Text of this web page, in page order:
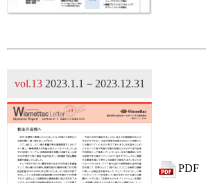
vol.13 2023.1.1－2023.12.31
PDF